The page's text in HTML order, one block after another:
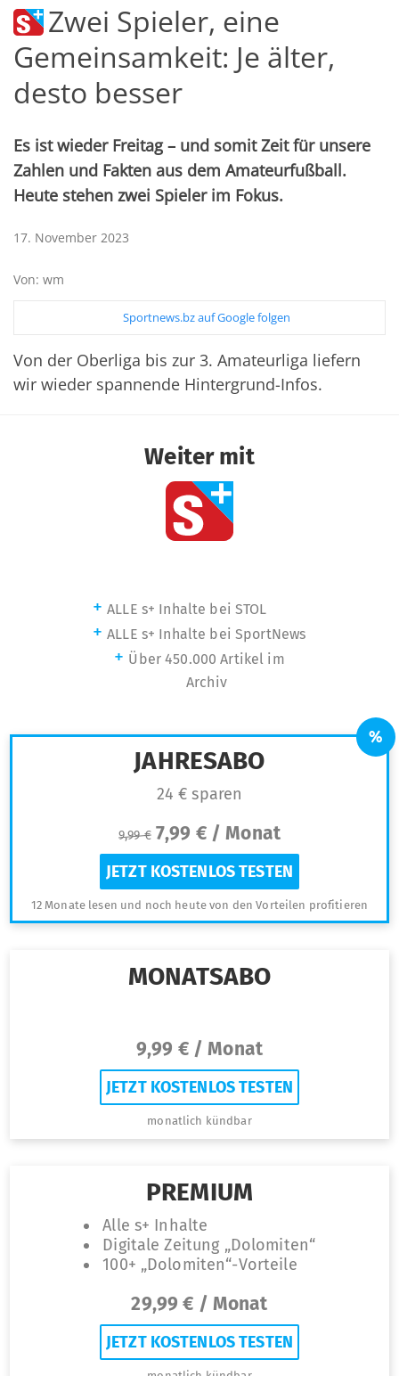
Zwei Spieler, eine
Gemeinsamkeit: Je älter,
desto besser
Es ist wieder Freitag – und somit Zeit für unsere
Zahlen und Fakten aus dem Amateurfußball.
Heute stehen zwei Spieler im Fokus.
17. November 2023
Von: wm
Sportnews.bz auf Google folgen
Von der Oberliga bis zur 3. Amateurliga liefern
wir wieder spannende Hintergrund-Infos.